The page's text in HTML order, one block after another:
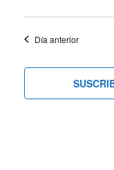
Día anterior